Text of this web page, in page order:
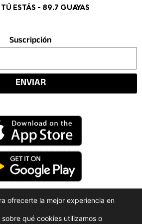
ESTÁS - 89.7 GUAYAS
Suscripción
ENVIAR
ofrecerte la mejor experiencia en
qué cookies utilizamos o